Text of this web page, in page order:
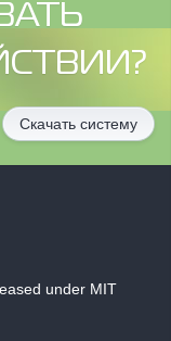
Скачать систему
under MIT